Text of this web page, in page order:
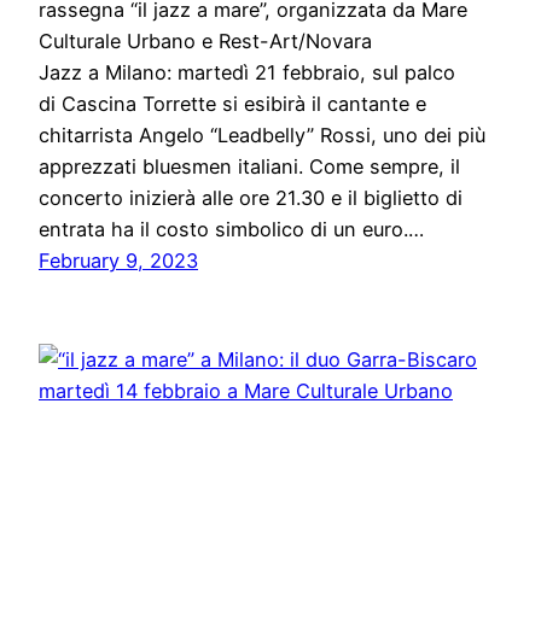
rassegna “il jazz a mare”, organizzata da Mare
Culturale Urbano e Rest-Art/Novara
Jazz a Milano: martedì 21 febbraio, sul palco
di Cascina Torrette si esibirà il cantante e
chitarrista Angelo “Leadbelly” Rossi, uno dei più
apprezzati bluesmen italiani. Come sempre, il
concerto inizierà alle ore 21.30 e il biglietto di
entrata ha il costo simbolico di un euro.…
February 9, 2023